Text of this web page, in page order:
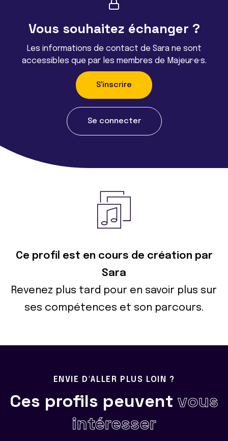
Vous souhaitez échanger ?
Les informations de contact de Sara ne sont
accessibles que par les membres de Majeur·e·s.
S'inscrire
Se connecter
Ce profil est en cours de création par
Sara
Revenez plus tard pour en savoir plus sur
ses compétences et son parcours.
ENVIE D'ALLER PLUS LOIN ?
Ces profils peuvent vous
intéresser